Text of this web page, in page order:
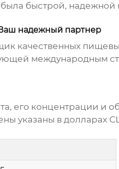
быстрой,
надежный партнер
качественных
международным
, его концентрации и
указаны в долларах